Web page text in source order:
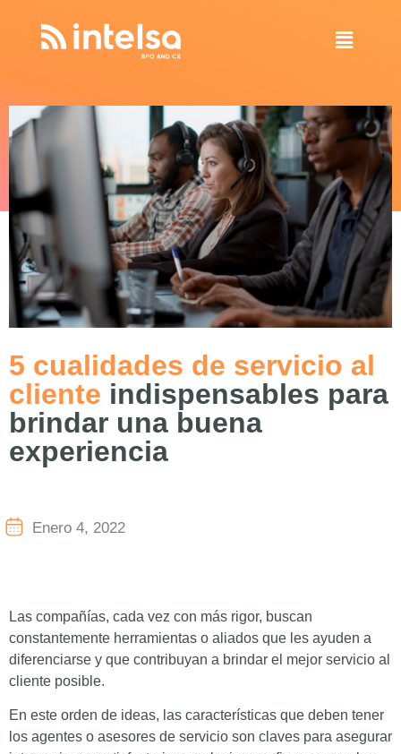
5 cualidades de servicio al
cliente indispensables para
brindar una buena
experiencia
Enero 4, 2022
Las compañías, cada vez con más rigor, buscan
constantemente herramientas o aliados que les ayuden a
diferenciarse y que contribuyan a brindar el mejor servicio al
cliente posible.
En este orden de ideas, las características que deben tener
los agentes o asesores de servicio son claves para asegurar